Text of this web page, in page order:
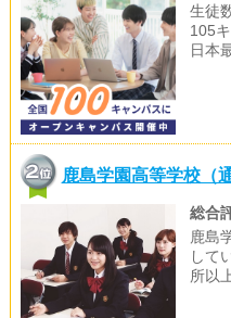
生徒
105
日本
鹿島学園高等学校（
総合
鹿島
して
所以